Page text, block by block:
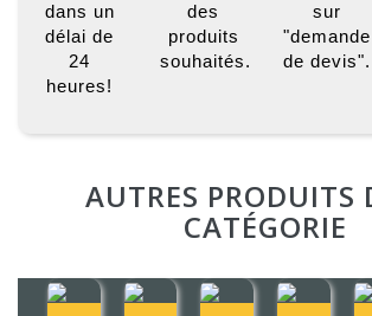
dans un
délai de
24
heures!
des
produits
souhaités.
sur
"demande
de devis".
AUTRES PRODUITS
CATÉGORIE